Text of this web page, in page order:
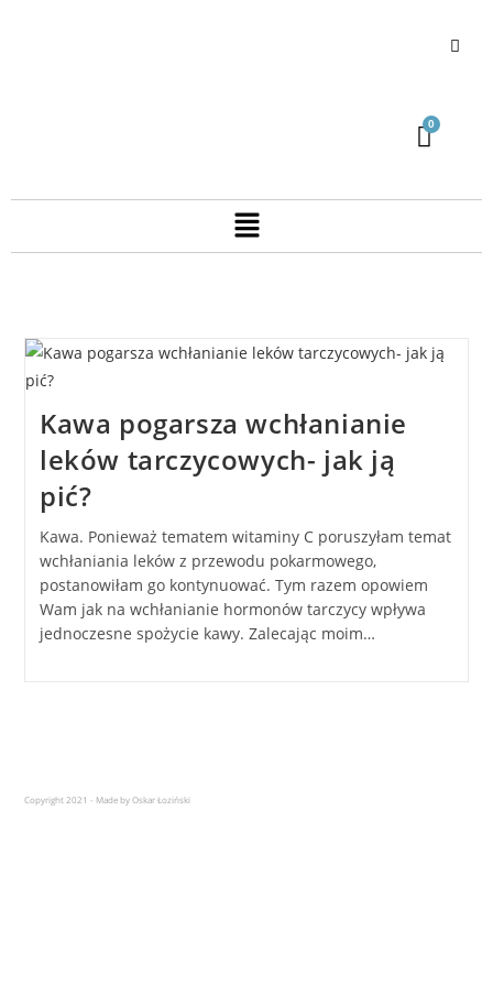
Kawa pogarsza wchłanianie
leków tarczycowych- jak ją
pić?
Kawa. Ponieważ tematem witaminy C poruszyłam temat
wchłaniania leków z przewodu pokarmowego,
postanowiłam go kontynuować. Tym razem opowiem
Wam jak na wchłanianie hormonów tarczycy wpływa
jednoczesne spożycie kawy. Zalecając moim…
Copyright 2021 - Made by Oskar Łoziński